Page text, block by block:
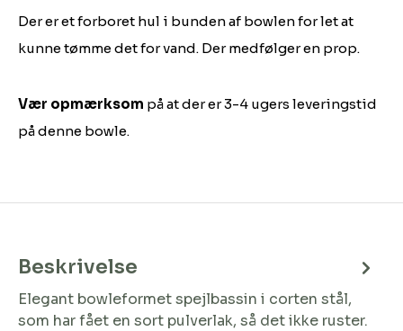
Der er et forboret hul i bunden af bowlen for let at
kunne tømme det for vand. Der medfølger en prop.
Vær opmærksom på at der er 3-4 ugers leveringstid
på denne bowle.
Beskrivelse
Elegant bowleformet spejlbassin i corten stål,
som har fået en sort pulverlak, så det ikke ruster.